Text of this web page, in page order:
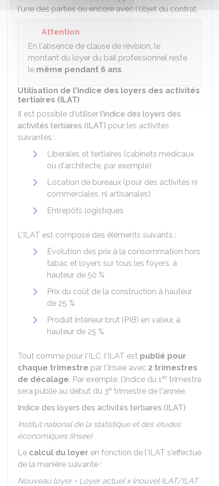
l'une des parties ou encore avec l'objet du contrat.
Attention
En l'absence de clause de révision, le
montant du loyer du bail professionnel reste
le même pendant 6 ans.
Utilisation de l'indice des loyers des activités
tertiaires (ILAT)
Il est possible d'utiliser l'indice des loyers des
activités tertiaires (ILAT) pour les activités
suivantes :
Libérales et tertiaires (cabinets médicaux
ou d'architecte, par exemple)
Location de bureaux (pour des activités ni
commerciales, ni artisanales)
Entrepôts logistiques
L'ILAT est composé des éléments suivants :
Évolution des prix à la consommation hors
tabac et loyers sur tous les foyers, à
hauteur de 50 %
Prix du coût de la construction à hauteur
de 25 %
Produit intérieur brut (PIB) en valeur, à
hauteur de 25 %
Tout comme pour l'ILC, l'ILAT est publié pour
chaque trimestre par l'Insee avec 2 trimestres
de décalage. Par exemple, l'indice du 1er trimestre
sera publié au début du 3e trimestre de l'année.
Indice des loyers des activités tertiaires (ILAT)
Institut national de la statistique et des études
économiques (Insee)
Le calcul du loyer en fonction de l'ILAT s'effectue
de la manière suivante :
Nouveau loyer = Loyer actuel x (nouvel ILAT/ILAT